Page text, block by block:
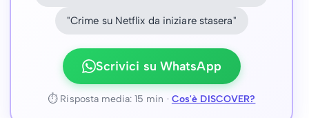
"Crime su Netflix da iniziare stasera"
Scrivici su WhatsApp
⏱ Risposta media: 15 min · Cos'è DISCOVER?